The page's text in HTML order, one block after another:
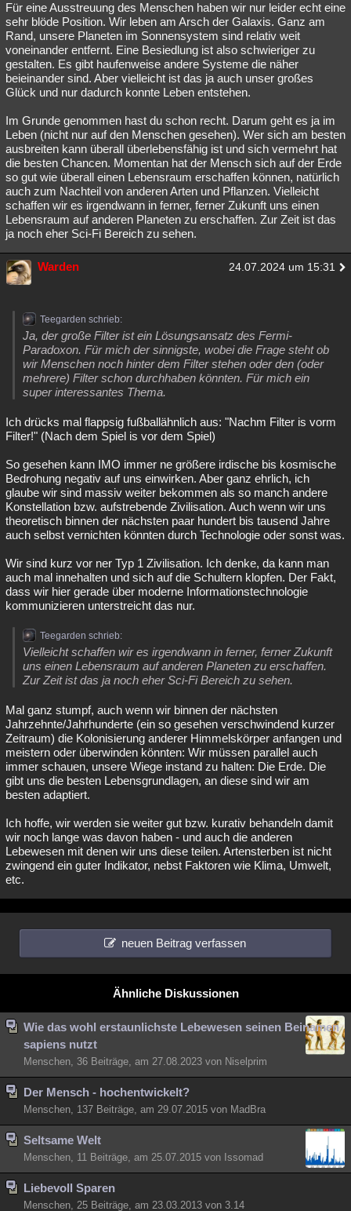
Für eine Ausstreuung des Menschen haben wir nur leider echt eine
sehr blöde Position. Wir leben am Arsch der Galaxis. Ganz am
Rand, unsere Planeten im Sonnensystem sind relativ weit
voneinander entfernt. Eine Besiedlung ist also schwieriger zu
gestalten. Es gibt haufenweise andere Systeme die näher
beieinander sind. Aber vielleicht ist das ja auch unser großes
Glück und nur dadurch konnte Leben entstehen.
Im Grunde genommen hast du schon recht. Darum geht es ja im
Leben (nicht nur auf den Menschen gesehen). Wer sich am besten
ausbreiten kann überall überlebensfähig ist und sich vermehrt hat
die besten Chancen. Momentan hat der Mensch sich auf der Erde
so gut wie überall einen Lebensraum erschaffen können, natürlich
auch zum Nachteil von anderen Arten und Pflanzen. Vielleicht
schaffen wir es irgendwann in ferner, ferner Zukunft uns einen
Lebensraum auf anderen Planeten zu erschaffen. Zur Zeit ist das
ja noch eher Sci-Fi Bereich zu sehen.
Warden 24.07.2024 um 15:31
Teegarden schrieb:
Ja, der große Filter ist ein Lösungsansatz des Fermi-
Paradoxon. Für mich der sinnigste, wobei die Frage steht ob
wir Menschen noch hinter dem Filter stehen oder den (oder
mehrere) Filter schon durchhaben könnten. Für mich ein
super interessantes Thema.
Ich drücks mal flappsig fußballähnlich aus: "Nachm Filter is vorm
Filter!" (Nach dem Spiel is vor dem Spiel)
So gesehen kann IMO immer ne größere irdische bis kosmische
Bedrohung negativ auf uns einwirken. Aber ganz ehrlich, ich
glaube wir sind massiv weiter bekommen als so manch andere
Konstellation bzw. aufstrebende Zivilisation. Auch wenn wir uns
theoretisch binnen der nächsten paar hundert bis tausend Jahre
auch selbst vernichten könnten durch Technologie oder sonst was.
Wir sind kurz vor ner Typ 1 Zivilisation. Ich denke, da kann man
auch mal innehalten und sich auf die Schultern klopfen. Der Fakt,
dass wir hier gerade über moderne Informationstechnologie
kommunizieren unterstreicht das nur.
Teegarden schrieb:
Vielleicht schaffen wir es irgendwann in ferner, ferner Zukunft
uns einen Lebensraum auf anderen Planeten zu erschaffen.
Zur Zeit ist das ja noch eher Sci-Fi Bereich zu sehen.
Mal ganz stumpf, auch wenn wir binnen der nächsten
Jahrzehnte/Jahrhunderte (ein so gesehen verschwindend kurzer
Zeitraum) die Kolonisierung anderer Himmelskörper anfangen und
meistern oder überwinden könnten: Wir müssen parallel auch
immer schauen, unsere Wiege instand zu halten: Die Erde. Die
gibt uns die besten Lebensgrundlagen, an diese sind wir am
besten adaptiert.
Ich hoffe, wir werden sie weiter gut bzw. kurativ behandeln damit
wir noch lange was davon haben - und auch die anderen
Lebewesen mit denen wir uns diese teilen. Artensterben ist nicht
zwingend ein guter Indikator, nebst Faktoren wie Klima, Umwelt,
etc.
neuen Beitrag verfassen
Ähnliche Diskussionen
Wie das wohl erstaunlichste Lebewesen seinen Beinamen
sapiens nutzt
Menschen, 36 Beiträge, am 27.08.2023 von Niselprim
Der Mensch - hochentwickelt?
Menschen, 137 Beiträge, am 29.07.2015 von MadBra
Seltsame Welt
Menschen, 11 Beiträge, am 25.07.2015 von Issomad
Liebevoll Sparen
Menschen, 25 Beiträge, am 23.03.2013 von 3.14